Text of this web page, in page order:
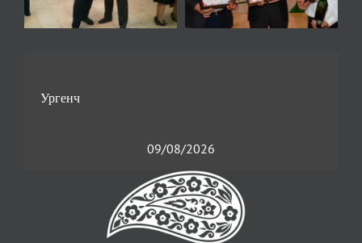
09/08/2026